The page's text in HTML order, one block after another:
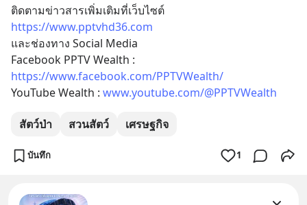
https://www.pptvhd36.com
และช่องทาง Social Media
https://www.facebook.com/PPTVWealth/
YouTube Wealth : www.youtube.com/@PPTVWealth
สัตว์ป่า สวนสัตว์ เศรษฐกิจ
บันทึก 1